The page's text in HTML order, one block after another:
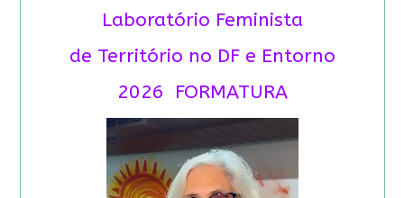
Laboratório Feminista
de Território no DF e Entorno
2026 FORMATURA